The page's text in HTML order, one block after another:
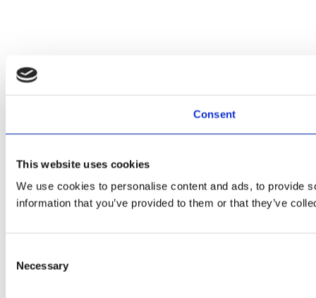
Consent
This website uses cookies
We use cookies to personalise content and ads, to provide
information that you’ve provided to them or that they’ve
Selection
Necessary